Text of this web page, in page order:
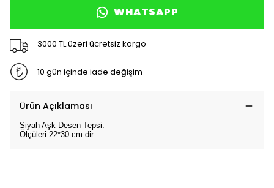
WHATSAPP
3000 TL üzeri ücretsiz kargo
10 gün içinde iade değişim
Ürün Açıklaması
Siyah Aşk Desen Tepsi.
Ölçüleri 22*30 cm dir.